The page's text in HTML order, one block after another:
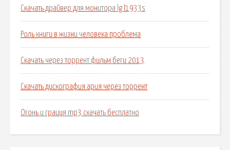
Скачать драйвер для монитора lg l1933s
Роль книги в жизни человека проблема
Скачать через торрент фильм беги 2013
Скачать дискография ария через торрент
Огонь и грация mp3 скачать бесплатно